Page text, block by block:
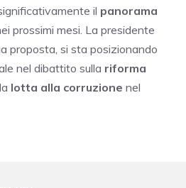
il panorama
prossimi mesi. La presidente
proposta, si sta posizionando
nel dibattito sulla riforma
lotta alla corruzione nel